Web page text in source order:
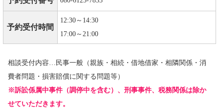
予約受付時間
12:30～14:30
17:00～21:00
相談受付内容…民事一般（親族・相続・借地借家・相隣関係・消
費者問題・損害賠償に関する問題等）
※訴訟係属中事件（調停中を含む）、刑事事件、税務関係は除か
せていただきます。